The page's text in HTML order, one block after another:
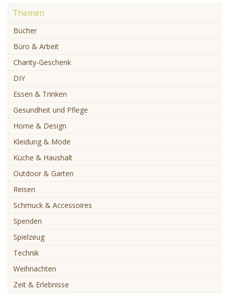
Themen
Bücher
Büro & Arbeit
Charity-Geschenk
DIY
Essen & Trinken
Gesundheit und Pflege
Home & Design
Kleidung & Mode
Küche & Haushalt
Outdoor & Garten
Reisen
Schmuck & Accessoires
Spenden
Spielzeug
Technik
Weihnachten
Zeit & Erlebnisse